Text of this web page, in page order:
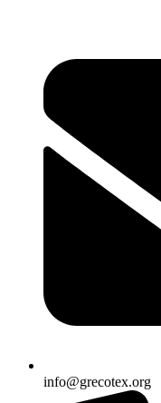
info@grecotex.org